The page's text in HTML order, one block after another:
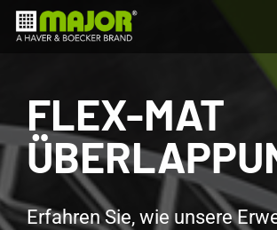
Zum
Inhalt
FLEX-MAT
Erfahren Sie, wie unsere